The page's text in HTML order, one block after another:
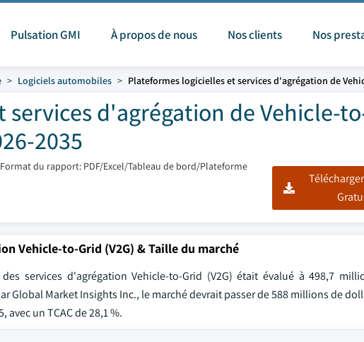
Pulsation GMI À propos de nous Nos clients Nos
Logiciels automobiles Plateformes logicielles et services d'agrégation de
d'agrégation de Vehicle-
2035
Format du rapport: PDF/Excel/Tableau de bord/Plateforme
Vehicle-to-Grid (V2G) & Taille du marché
services d'agrégation Vehicle-to-Grid (V2G) était évalué à 498,7
Global Market Insights Inc., le marché devrait passer de 588 millions de
un TCAC de 28,1 %.